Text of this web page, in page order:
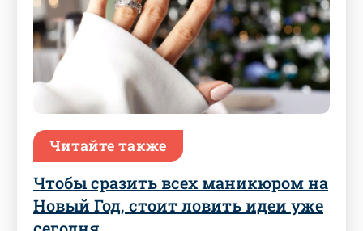
Читайте также
Чтобы сразить всех маникюром на
Новый Год, стоит ловить идеи уже